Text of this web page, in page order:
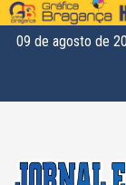
09 de agosto de